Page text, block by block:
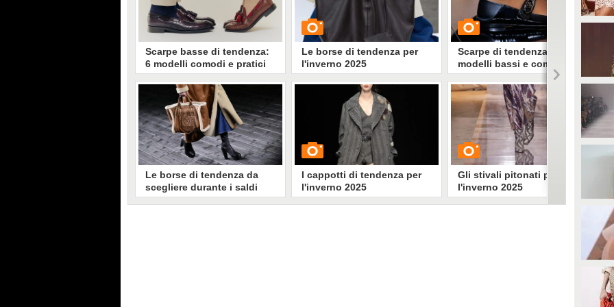
Scarpe basse di tendenza:
6 modelli comodi e pratici
per l'inverno 2025
Dalle ballerine "allacciate" ai
combat boots, passando per
sneaker flatform e mocassini, ecco
tutte le scarpe basse e comode di
tendenza per l'inverno 2025
Le borse di tendenza da
scegliere durante i saldi
invernali (che indosseremo
Le borse di tendenza per
l'inverno 2025
34589• di Stile e trend
I cappotti di tendenza per
l'inverno 2025
Scarpe di tendenza: i
modelli bassi e comodi per
l'inverno 2025
GUARDA
3558 Stile e trend
Gli stivali pitonati per
l'inverno 2025